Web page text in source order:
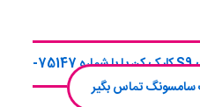
برای تعویض LCD سامسونگ S9 کلیک کن یا با شماره 75147-